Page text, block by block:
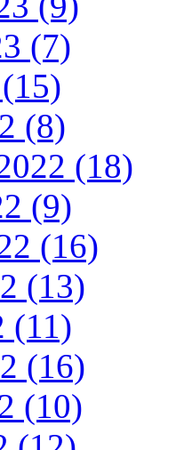
(7)
(8)
(18)
(9)
(16)
(13)
(11)
(16)
(10)